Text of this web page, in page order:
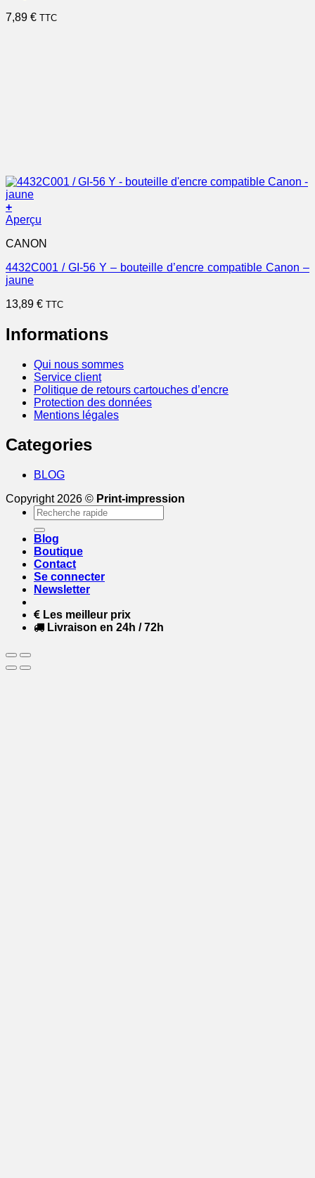
7,89 € TTC
+
Aperçu
CANON
4432C001 / GI-56 Y – bouteille d’encre compatible Canon –
jaune
13,89 € TTC
Informations
Qui nous sommes
Service client
Politique de retours cartouches d’encre
Protection des données
Mentions légales
Categories
BLOG
Copyright 2026 © Print-impression
Recherche
pour :
Blog
Boutique
Contact
Se connecter
Newsletter
Les meilleur prix
Livraison en 24h / 72h